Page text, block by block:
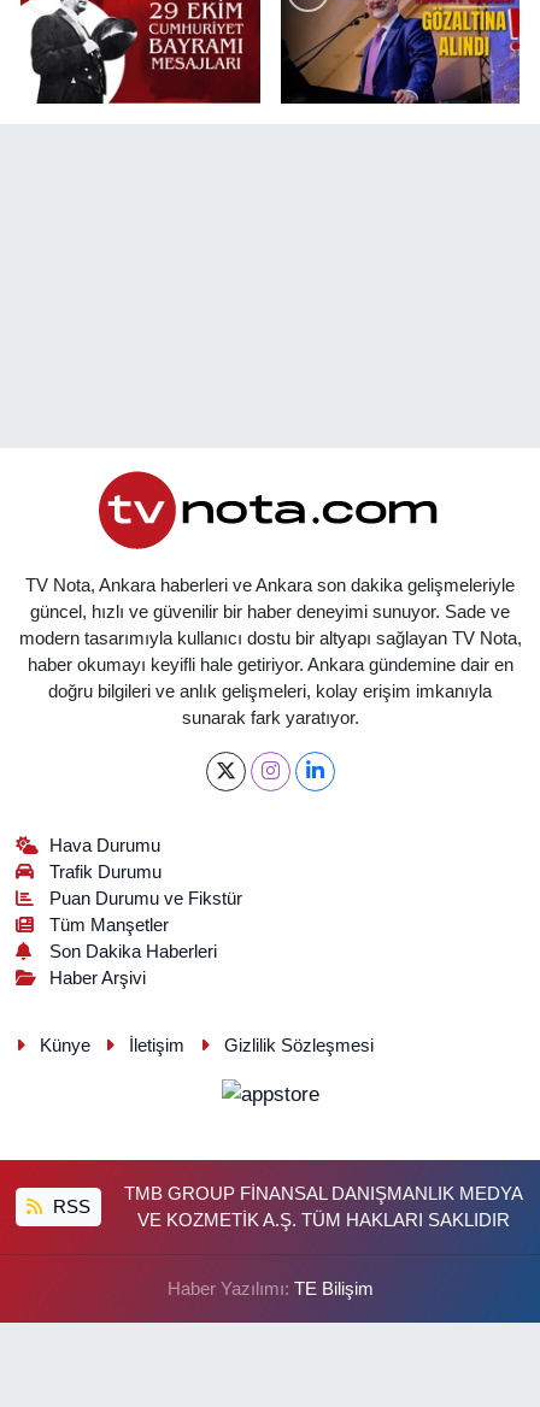
TV Nota, Ankara haberleri ve Ankara son dakika gelişmeleriyle
güncel, hızlı ve güvenilir bir haber deneyimi sunuyor. Sade ve
modern tasarımıyla kullanıcı dostu bir altyapı sağlayan TV Nota,
haber okumayı keyifli hale getiriyor. Ankara gündemine dair en
doğru bilgileri ve anlık gelişmeleri, kolay erişim imkanıyla
sunarak fark yaratıyor.
Hava Durumu
Trafik Durumu
Puan Durumu ve Fikstür
Tüm Manşetler
Son Dakika Haberleri
Haber Arşivi
Künye İletişim Gizlilik Sözleşmesi
RSS
TMB GROUP FİNANSAL DANIŞMANLIK MEDYA
VE KOZMETİK A.Ş. TÜM HAKLARI SAKLIDIR
Haber Yazılımı: TE Bilişim